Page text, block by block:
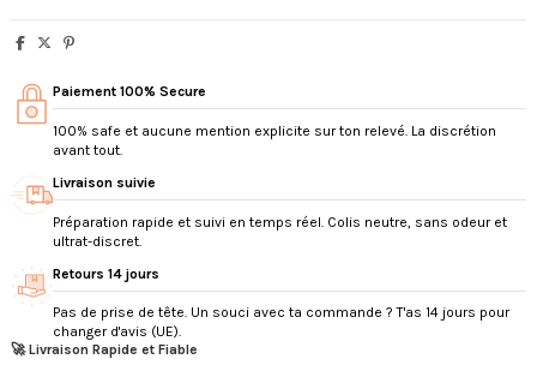
Paiement 100% Secure
100% safe et aucune mention explicite sur ton relevé. La discrétion
avant tout.
Livraison suivie
Préparation rapide et suivi en temps réel. Colis neutre, sans odeur et
ultrat-discret.
Retours 14 jours
Pas de prise de tête. Un souci avec ta commande ? T'as 14 jours pour
changer d'avis (UE).
🚀 Livraison Rapide et Fiable